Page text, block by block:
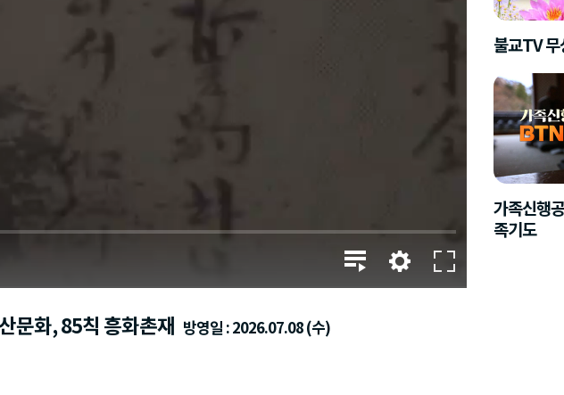
불교TV
가족신행
족기도
문화, 85칙 흥화촌재 방영일 : 2026.07.08 (수)